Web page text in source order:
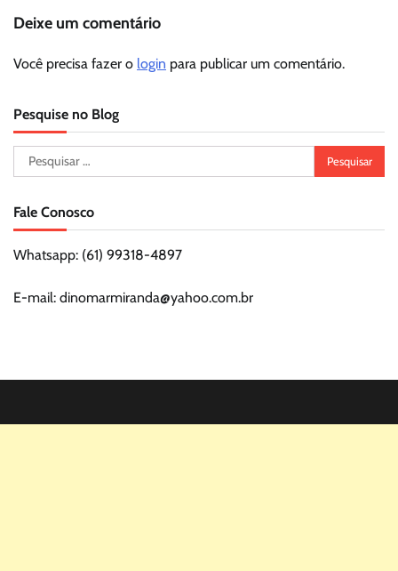
Deixe um comentário
Você precisa fazer o login para publicar um comentário.
Pesquise no Blog
Pesquisar
por:
Fale Conosco
Whatsapp: (61) 99318-4897
E-mail: dinomarmiranda@yahoo.com.br